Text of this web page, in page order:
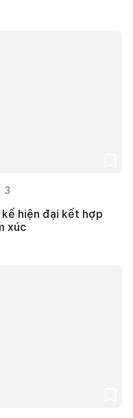
3
hiện đại kết hợp
xúc